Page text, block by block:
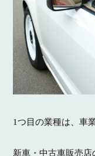
1つ目の業種は、車
新車・中古車販売店